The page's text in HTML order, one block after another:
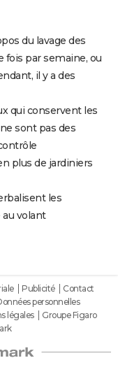
du lavage des
fois par semaine, ou
il y a des
qui conservent les
sont pas des
plus de jardiniers
les
volant
Publicité
Contact
personnelles
légales
Groupe Figaro